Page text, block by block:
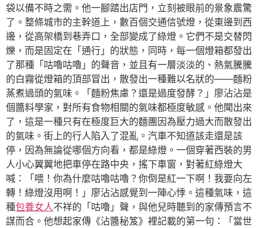
袋以備不時之需。他一腳踏出店門，立刻被眼前的景象震驚
了。整條城市的主幹道上，數百個交通信號燈，從東邊到西
邊，從高架橋到巷弄口，全部變成了綠燈。它們不是交替閃
爍，而是固定在「通行」的狀態，同時，每一個燈箱都發出
了那種「咕嚕咕嚕」的聲音，並且有一層淡淡的、熱氣騰騰
的白霧從燈箱的頂部冒出，散發出一種難以名狀的——麵粉
蒸煮過頭的氣味。「麵粉焦慮？還是過度發酵？」廖沾沾是
個醬料學家，對所有食物相關的氣味都極度敏感。他聞出來
了，這是一種只有在極度巨大的麵團因為壓力過大而散發出
的氣味。街上的行人陷入了混亂。汽車不知道該走還是該
停，因為無論從哪個方向看，都是綠燈。一個穿著西裝的男
人小心翼翼地把車停在路中央，搖下車窗，對著紅綠燈大
喊：「喂！你為什麼咕嚕咕嚕？你倒是紅一下啊！我要向左
轉！綠燈沒用啊！」廖沾沾感覺到一陣心悸。這種氣味，這
種包養女人不祥的「咕嚕」聲，與他兒時聽到的家傳預言不
謀而合。他想起家傳《沾醬秘笈》裡記載的第一句：「當世